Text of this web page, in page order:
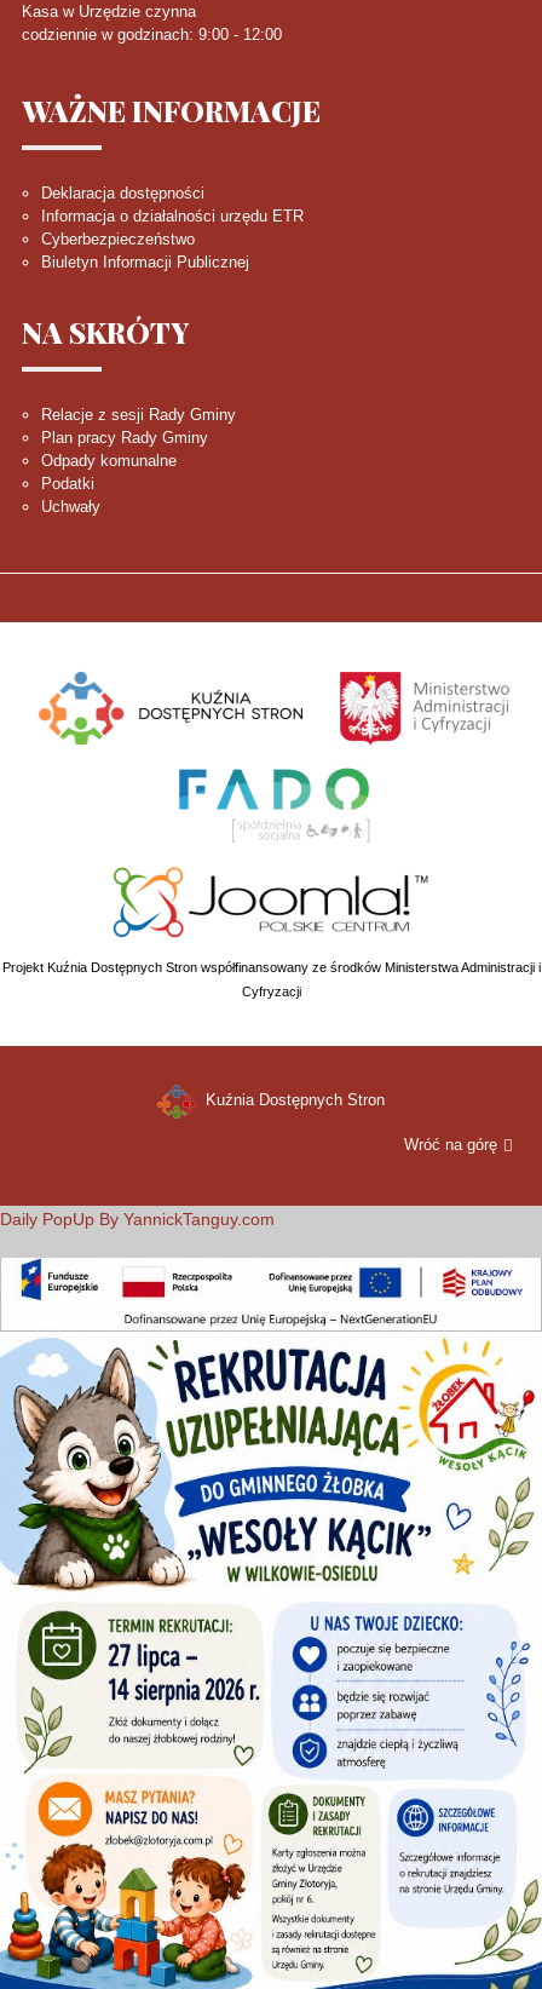
Kasa w Urzędzie czynna
codziennie w godzinach: 9:00 - 12:00
WAŻNEINFORMACJE
Deklaracja dostępności
Informacja o działalności urzędu ETR
Cyberbezpieczeństwo
Biuletyn Informacji Publicznej
NA SKRÓTY
Relacje z sesji Rady Gminy
Plan pracy Rady Gminy
Odpady komunalne
Podatki
Uchwały
Projekt Kuźnia Dostępnych Stron współfinansowany ze środków Ministerstwa Administracji i
Cyfryzacji
Kuźnia Dostępnych Stron
Wróć na górę
Daily PopUp By YannickTanguy.com